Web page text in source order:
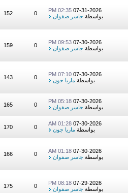
07-31-2026
02:35 PM
بواسطة جاسر صفوان 0
152
07-30-2026
09:53 PM
بواسطة جاسر صفوان 0
159
07-30-2026
07:10 PM
بواسطة ماريا جون 0
143
07-30-2026
05:18 PM
بواسطة جاسر صفوان 0
165
07-30-2026
01:28 AM
بواسطة ماريا جون 0
170
07-30-2026
01:18 AM
بواسطة جاسر صفوان 0
166
07-29-2026
08:18 PM
بواسطة جاسر صفوان 0
175